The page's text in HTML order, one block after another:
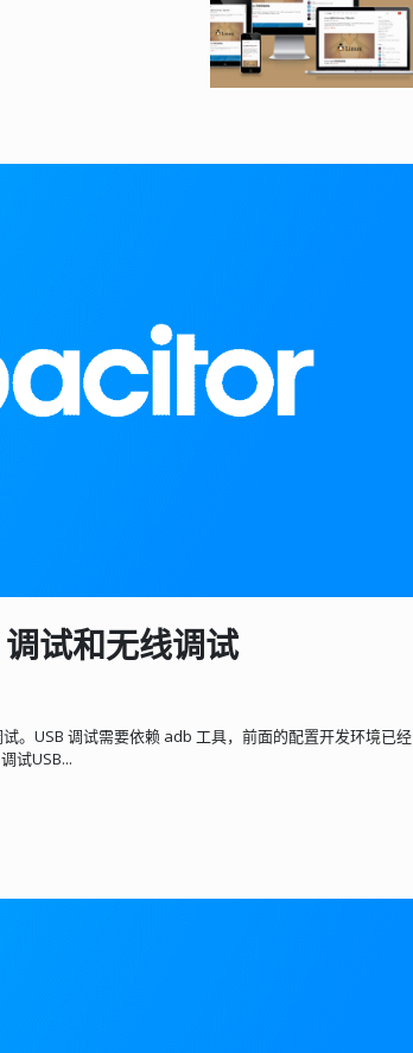
试和无线调试
。USB 调试需要依赖 adb 工具，前面的配置开发环境已经
试USB...